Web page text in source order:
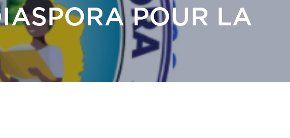
POUR LA